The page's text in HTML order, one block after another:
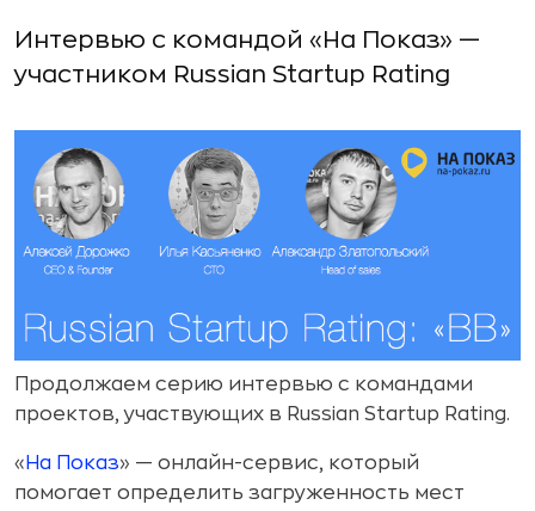
Интервью с командой «На Показ» —
участником Russian Startup Rating
Продолжаем серию интервью с командами
проектов, участвующих в Russian Startup Rating.
« На Показ» — онлайн-сервис, который
помогает определить загруженность мест